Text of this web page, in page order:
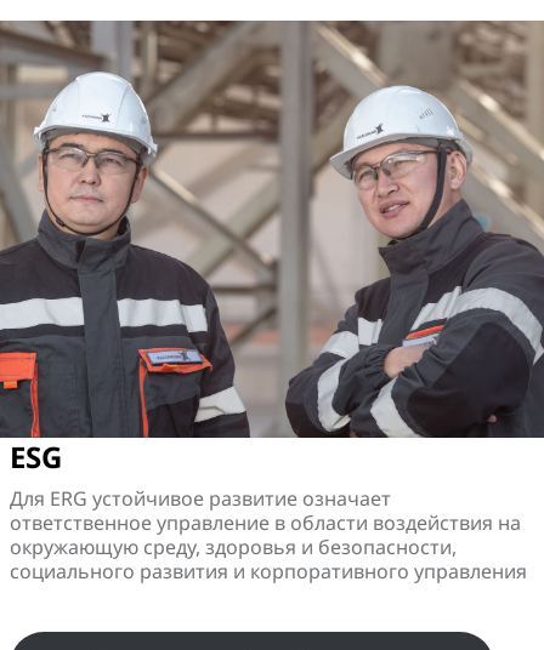
ESG
Для ERG устойчивое развитие означает
ответственное управление в области воздействия на
окружающую среду, здоровья и безопасности,
социального развития и корпоративного управления